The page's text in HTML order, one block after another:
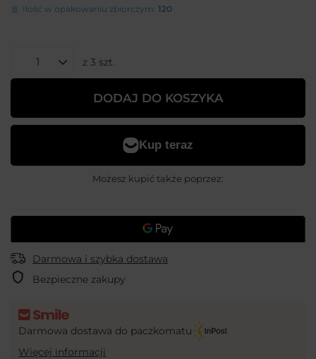
Ilość w opakowaniu zbiorczym:120
z 3 szt.
DODAJ DO KOSZYKA
Możesz kupić także poprzez:
Darmowa i szybka dostawa
Bezpieczne zakupy
Darmowa dostawa do paczkomatu
Więcej informacji